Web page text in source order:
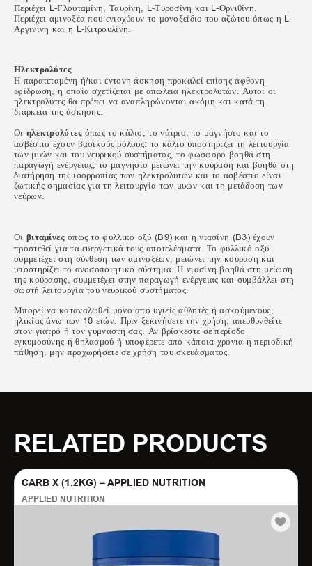
Περιέχει L-Γλουταμίνη, Ταυρίνη, L-Τυροσίνη και L-Ορνιθίνη.
Περιέχει αμινοξέα που ενισχύουν το μονοξείδιο του αζώτου όπως η L-
Αργινίνη και η L-Κιτρουλίνη.
Ηλεκτρολύτες
Η παρατεταμένη ή/και έντονη άσκηση προκαλεί επίσης άφθονη
εφίδρωση, η οποία σχετίζεται με απώλεια ηλεκτρολυτών. Αυτοί οι
ηλεκτρολύτες θα πρέπει να αναπληρώνονται ακόμη και κατά τη
διάρκεια της άσκησης.
Οι ηλεκτρολύτες όπως το κάλιο, το νάτριο, το μαγνήσιο και το
ασβέστιο έχουν βασικούς ρόλους: το κάλιο υποστηρίζει τη λειτουργία
των μυών και του νευρικού συστήματος, το φωσφόρο βοηθά στη
παραγωγή ενέργειας, το μαγνήσιο μειώνει την κούραση και βοηθά στη
διατήρηση της ισορροπίας των ηλεκτρολυτών και το ασβέστιο είναι
ζωτικής σημασίας για τη λειτουργία των μυών και τη μετάδοση των
νεύρων.
Οι βιταμίνεςόπως το φυλλικό οξύ (B9) και η νιασίνη (B3) έχουν
προστεθεί για τα ευεργετικά τους αποτελέσματα. Το φυλλικό οξύ
συμμετέχει στη σύνθεση των αμινοξέων, μειώνει την κούραση και
υποστηρίζει το ανοσοποιητικό σύστημα. Η νιασίνη βοηθά στη μείωση
της κούρασης, συμμετέχει στην παραγωγή ενέργειας και συμβάλλει στη
σωστή λειτουργία του νευρικού συστήματος.
Μπορεί να καταναλωθεί μόνο από υγιείς αθλητές ή ασκούμενους,
ηλικίας άνω των 18 ετών. Πριν ξεκινήσετε την χρήση, απευθυνθείτε
στον γιατρό ή τον γυμναστή σας. Αν βρίσκεστε σε περίοδο
εγκυμοσύνης ή θηλασμού ή υποφέρετε από κάποια χρόνια ή περιοδική
πάθηση, μην προχωρήσετε σε χρήση του σκευάσματος.
RELATED PRODUCTS
CARB X (1.2KG) – APPLIED NUTRITION
APPLIED NUTRITION